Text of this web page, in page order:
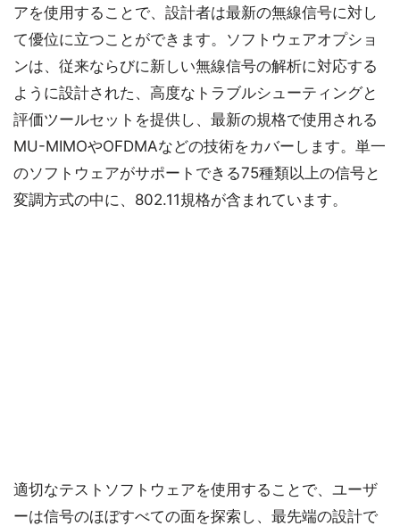
アを使用することで、設計者は最新の無線信号に対し
て優位に立つことができます。ソフトウェアオプショ
ンは、従来ならびに新しい無線信号の解析に対応する
ように設計された、高度なトラブルシューティングと
評価ツールセットを提供し、最新の規格で使用される
MU-MIMOやOFDMAなどの技術をカバーします。単一
のソフトウェアがサポートできる75種類以上の信号と
変調方式の中に、802.11規格が含まれています。
適切なテストソフトウェアを使用することで、ユーザ
ーは信号のほぼすべての面を探索し、最先端の設計で